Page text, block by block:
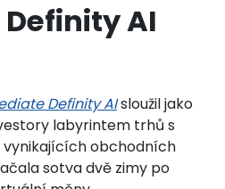
AI
Definity AIsloužil jako
labyrintem trhů s
obchodních
sotva dvě zimy po